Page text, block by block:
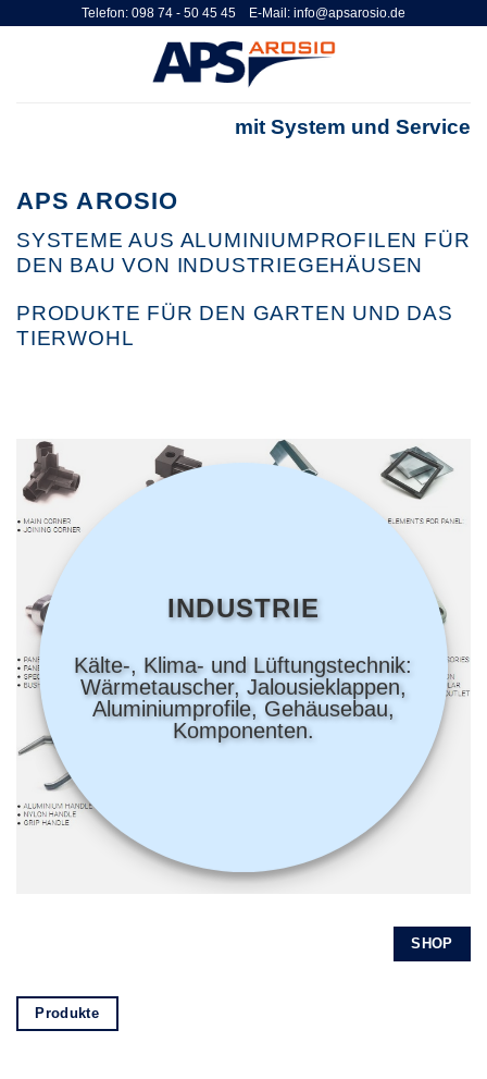
Telefon: 098 74 - 50 45 45 E-Mail: info@apsarosio.de
mit System und Service
APS AROSIO
SYSTEME AUS ALUMINIUMPROFILEN FÜR
DEN BAU VON INDUSTRIEGEHÄUSEN
PRODUKTE FÜR DEN GARTEN UND DAS
TIERWOHL
INDUSTRIE
Kälte-, Klima- und Lüftungstechnik:
Wärmetauscher, Jalousieklappen,
Aluminiumprofile, Gehäusebau,
Komponenten.
SHOP
Produkte